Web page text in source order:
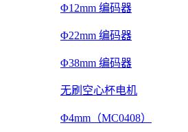
Φ12mm 编码器
Φ22mm 编码器
Φ38mm 编码器
无刷空心杯电机
Φ4mm（MC0408）